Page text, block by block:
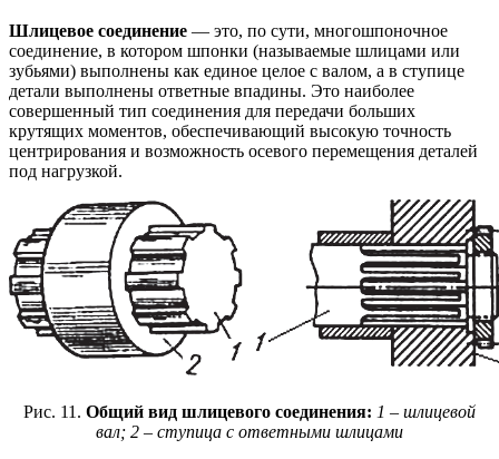
Шлицевое соединение — это, по сути, многошпоночное
соединение, в котором шпонки (называемые шлицами или
зубьями) выполнены как единое целое с валом, а в ступице
детали выполнены ответные впадины. Это наиболее
совершенный тип соединения для передачи больших
крутящих моментов, обеспечивающий высокую точность
центрирования и возможность осевого перемещения деталей
под нагрузкой.
Рис. 11. Общий вид шлицевого соединения: 1 – шлицевой
вал; 2 – ступица с ответными шлицами